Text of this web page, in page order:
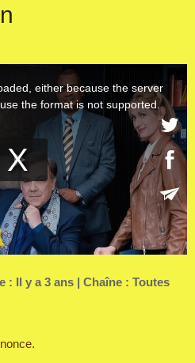
: Il y a 3 ans | Chaîne : Toutes